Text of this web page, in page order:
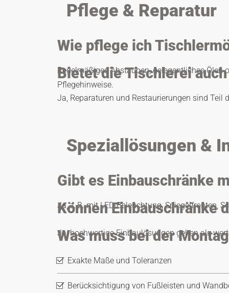
Pflege & Reparatur
Wie pflege ich
Regelmäßiges Abstauben, gelegentliches
Pflegehinweise.
Bietet die Tischlerei
Ja, Reparaturen und Restaurierungen sind
Speziallösungen &
Gibt es Einbauschränke
Ja, z. B. mit LED-Beleuchtung, Spiegelfronten,
Können Einbauschränke
Ja, hochwertige Einbaulösungen gelten als
Was muss bei der
Exakte Maße und Toleranzen
Berücksichtigung von Fußleisten und